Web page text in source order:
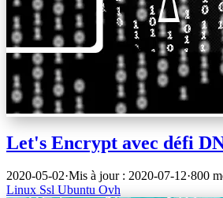
Let's Encrypt avec défi
2020-05-02·Mis à jour : 2020-07-12·800
Linux SslUbuntu Ovh